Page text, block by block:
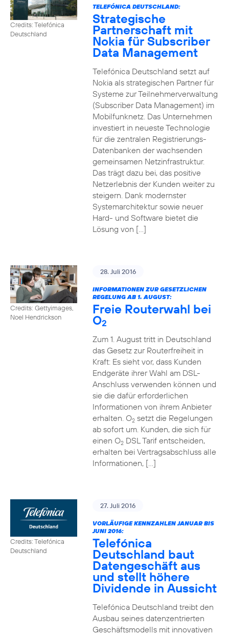
Credits: Telefónica
Deutschland
TELEFÓNICA DEUTSCHLAND:
Strategische
Partnerschaft mit
Nokia für Subscriber
Data Management
Telefónica Deutschland setzt auf
Nokia als strategischen Partner für
Systeme zur Teilnehmerverwaltung
(Subscriber Data Management) im
Mobilfunknetz. Das Unternehmen
investiert in neueste Technologie
für die zentralen Registrierungs-
Datenbanken der wachsenden
gemeinsamen Netzinfrastruktur.
Das trägt dazu bei, das positive
Netzerlebnis der Kunden weiter zu
steigern. Dank modernster
Systemarchitektur sowie neuer
Hard- und Software bietet die
Lösung von […]
Credits: Gettyimages,
Noel Hendrickson
28. Juli 2016
INFORMATIONEN ZUR GESETZLICHEN
REGELUNG AB 1. AUGUST:
Freie Routerwahl bei
O2
Zum 1. August tritt in Deutschland
das Gesetz zur Routerfreiheit in
Kraft: Es sieht vor, dass Kunden
Endgeräte ihrer Wahl am DSL-
Anschluss verwenden können und
sie die dafür erforderlichen
Informationen von ihrem Anbieter
erhalten. O2setzt die Regelungen
ab sofort um. Kunden, die sich für
einen O2DSL Tarif entscheiden,
erhalten bei Vertragsabschluss alle
Informationen, […]
Credits: Telefónica
Deutschland
27. Juli 2016
VORLÄUFIGE KENNZAHLEN JANUAR BIS
JUNI 2016:
Telefónica
Deutschland baut
Datengeschäft aus
und stellt höhere
Dividende in Aussicht
Telefónica Deutschland treibt den
Ausbau seines datenzentrierten
Geschäftsmodells mit innovativen